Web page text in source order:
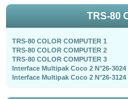
TRS-80
TRS-80 COLOR COMPUTER 1
TRS-80 COLOR COMPUTER 2
TRS-80 COLOR COMPUTER 3
Interface Multipak Coco 2 N°26-3024
Interface Multipak Coco 2 N°26-3124